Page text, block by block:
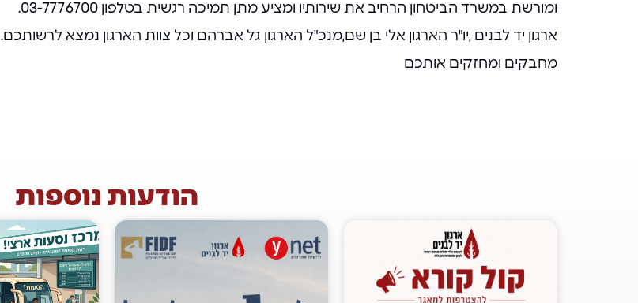
ומורשת במשרד הביטחון הרחיב את שירותיו ומציע מתן תמיכה רגשית בטלפון 03-7776700.
ארגון יד לבנים ,יו"ר הארגון אלי בן שם,מנכ"ל הארגון גל אברהם וכל צוות הארגון נמצא לרשותכם.
מחבקים ומחזקים אותכם
הודעות נוספות